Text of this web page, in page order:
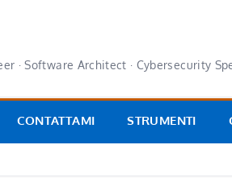
· Software Architect · Cybersecurity
CONTATTAMI STRUMENTI